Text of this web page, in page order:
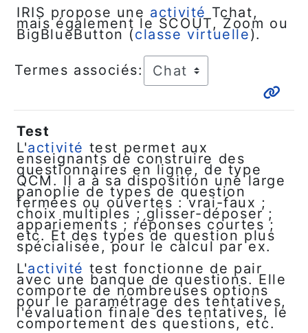
IRIS propose une activité Tchat,
mais également le SCOUT, Zoom ou
BigBlueButton (classe virtuelle).
Termes associés:
Test
L'activité test permet aux
enseignants de construire des
questionnaires en ligne, de type
QCM. Il a à sa disposition une large
panoplie de types de question
fermées ou ouvertes : vrai-faux ;
choix multiples ; glisser-déposer ;
appariements ; réponses courtes ;
etc. Et des types de question plus
spécialisée, pour le calcul par ex.
L'activité test fonctionne de pair
avec une banque de questions. Elle
comporte de nombreuses options
pour le paramétrage des tentatives,
l'évaluation finale des tentatives, le
comportement des questions, etc.